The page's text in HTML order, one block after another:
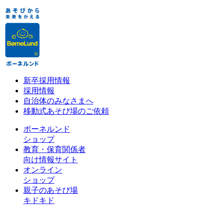
新卒採用情報
採用情報
自治体のみなさまへ
移動式あそび場のご依頼
ボーネルンド
ショップ
教育・保育関係者
向け情報サイト
オンライン
ショップ
親子のあそび場
キドキド